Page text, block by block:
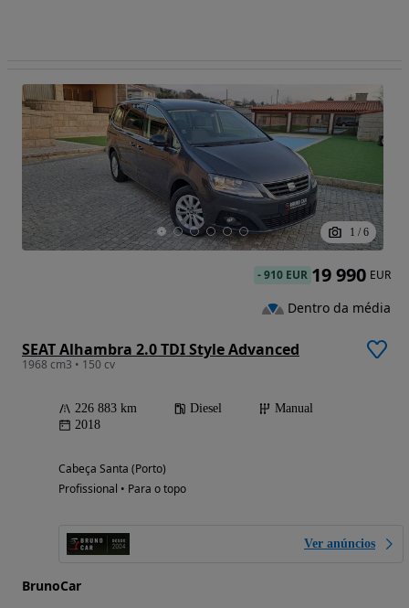
1 / 6
SEAT Alhambra 2.0 TDI Style Advanced
1968 cm3 • 150 cv
226 883 km Diesel
Manual
2018
Cabeça Santa (Porto)
Profissional • Para o topo
Ver anúncios
BrunoCar
-910 EUR 19 990 EUR
Dentro da média